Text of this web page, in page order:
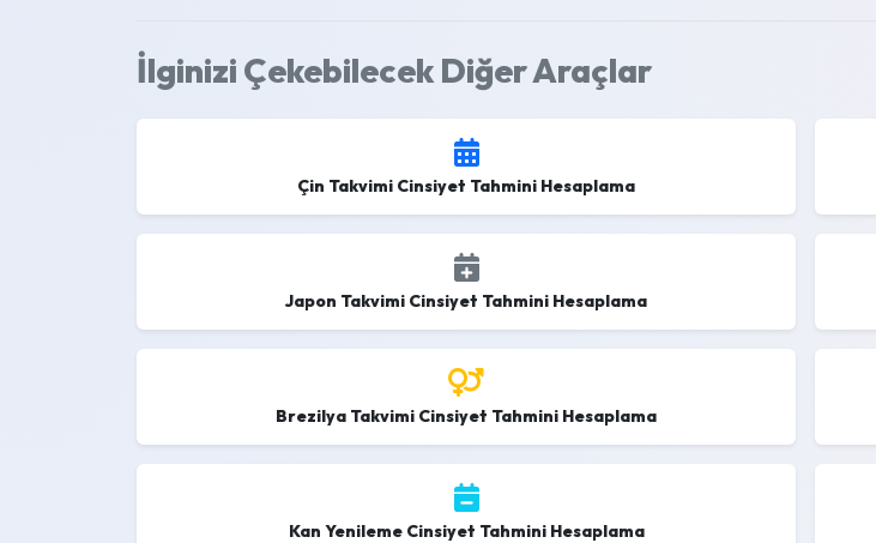
İlginizi Çekebilecek Diğer Araçlar
Çin Takvimi Cinsiyet Tahmini Hesaplama
Japon Takvimi Cinsiyet Tahmini Hesaplama
Brezilya Takvimi Cinsiyet Tahmini Hesaplama
Kan Yenileme Cinsiyet Tahmini Hesaplama